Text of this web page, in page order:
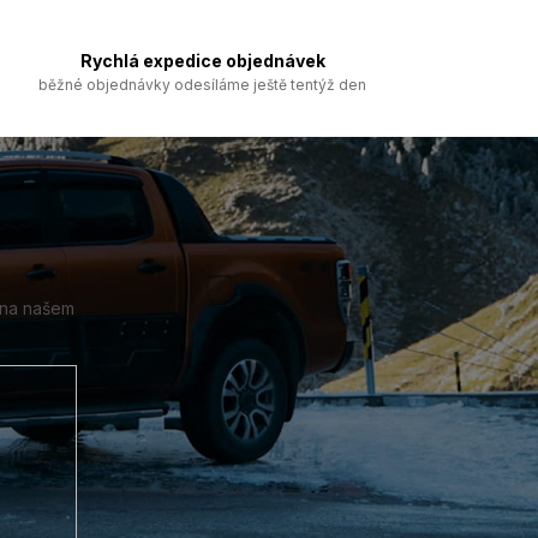
Rychlá expedice objednávek
běžné objednávky odesíláme ještě tentýž den
našem